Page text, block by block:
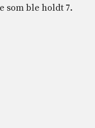
som ble holdt 7.